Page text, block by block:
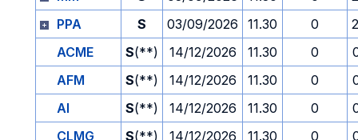
PPA
S 03/09/2026 11.30 0
ACME
S(**) 14/12/2026 11.30 0
AFM
S(**) 14/12/2026 11.30 0
AI
S(**) 14/12/2026 11.30 0
CLMG
S(**) 14/12/2026 11.30 0